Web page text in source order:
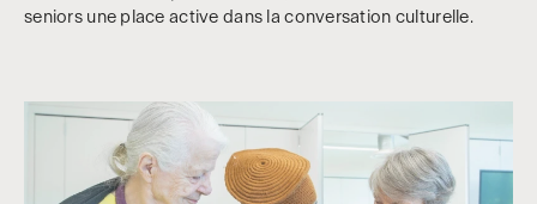
seniors une place active dans la conversation culturelle.